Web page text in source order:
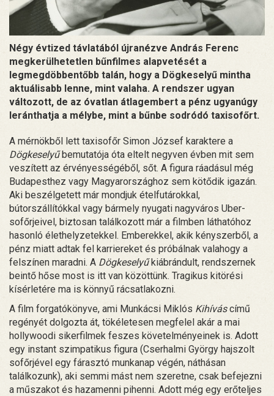
Négy évtized távlatából újranézve András Ferenc
megkerülhetetlen bűnfilmes alapvetését a
legmegdöbbentőbb talán, hogy a Dögkeselyű mintha
aktuálisabb lenne, mint valaha. A rendszer ugyan
változott, de az óvatlan átlagembert a pénz ugyanúgy
leránthatja a mélybe, mint a bűnbe sodródó taxisofőrt.
A mérnökből lett taxisofőr Simon József karaktere a
Dögkeselyűbemutatója óta eltelt negyven évben mit sem
veszített az érvényességéből, sőt. A figura ráadásul még
Budapesthez vagy Magyarországhoz sem kötődik igazán.
Aki beszélgetett már mondjuk ételfutárokkal,
bútorszállítókkal vagy bármely nyugati nagyváros Uber-
sofőrjeivel, biztosan találkozott már a filmben láthatóhoz
hasonló élethelyzetekkel. Emberekkel, akik kényszerből, a
pénz miatt adtak fel karriereket és próbálnak valahogy a
felszínen maradni. A Dögkeselyűkiábrándult, rendszernek
beintő hőse most is itt van közöttünk. Tragikus kitörési
kísérletére ma is könnyű rácsatlakozni.
A film forgatókönyve, ami Munkácsi Miklós Kihíváscímű
regényét dolgozta át, tökéletesen megfelel akár a mai
hollywoodi sikerfilmek feszes követelményeinek is. Adott
egy instant szimpatikus figura (Cserhalmi György hajszolt
sofőrjével egy fárasztó munkanap végén, náthásan
találkozunk), aki semmi mást nem szeretne, csak befejezni
a műszakot és hazamenni pihenni. Adott még egy erőteljes